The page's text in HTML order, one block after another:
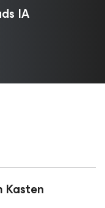
IA
Kasten